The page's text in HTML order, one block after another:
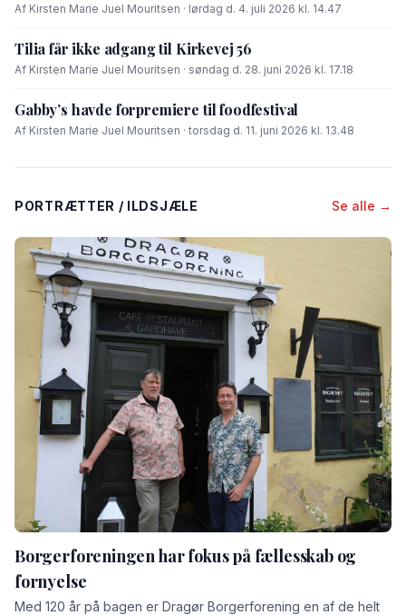
Af Kirsten Marie Juel Mouritsen · lørdag d. 4. juli 2026 kl. 14.47
Tilia får ikke adgang til Kirkevej 56
Af Kirsten Marie Juel Mouritsen · søndag d. 28. juni 2026 kl. 17.18
Gabby’s havde forpremiere til foodfestival
Af Kirsten Marie Juel Mouritsen · torsdag d. 11. juni 2026 kl. 13.48
PORTRÆTTER / ILDSJÆLE Se alle →
Borgerforeningen har fokus på fællesskab og
fornyelse
Med 120 år på bagen er Dragør Borgerforening en af de helt